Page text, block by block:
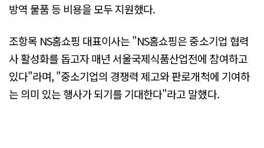
방역 물품 등 비용을 모두 지원했다.
조항목 NS홈쇼핑 대표이사는 "NS홈쇼핑은 중소기업 협력
사 활성화를 돕고자 매년 서울국제식품산업전에 참여하고
있다"라며, "중소기업의 경쟁력 제고와 판로개척에 기여하
는 의미 있는 행사가 되기를 기대한다"라고 말했다.